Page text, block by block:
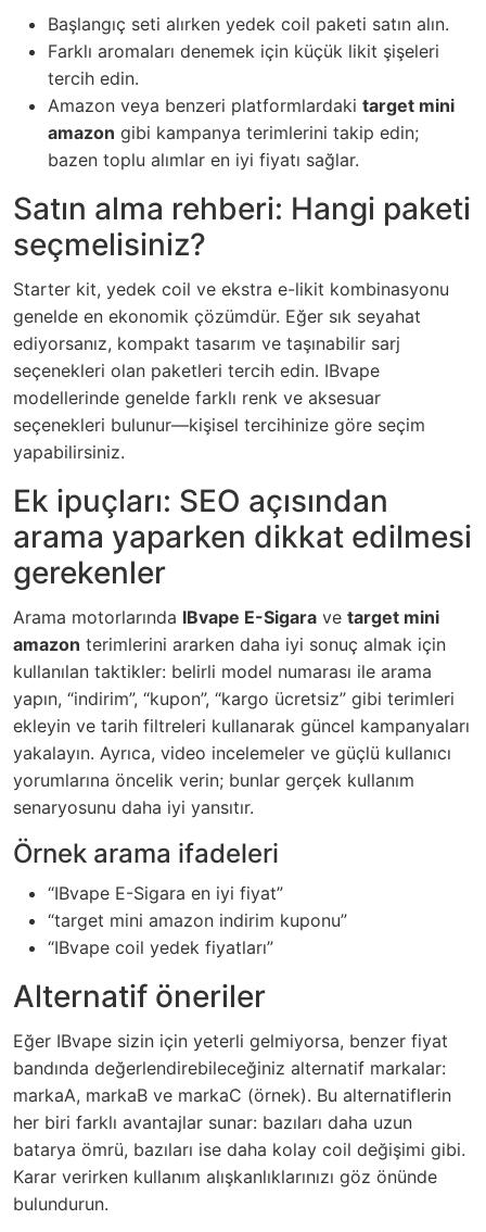
Başlangıç seti alırken yedek coil paketi satın alın.
Farklı aromaları denemek için küçük likit şişeleri
tercih edin.
Amazon veya benzeri platformlardaki target mini
amazon gibi kampanya terimlerini takip edin;
bazen toplu alımlar en iyi fiyatı sağlar.
Satın alma rehberi: Hangi paketi
seçmelisiniz?
Starter kit, yedek coil ve ekstra e-likit kombinasyonu
genelde en ekonomik çözümdür. Eğer sık seyahat
ediyorsanız, kompakt tasarım ve taşınabilir sarj
seçenekleri olan paketleri tercih edin. IBvape
modellerinde genelde farklı renk ve aksesuar
seçenekleri bulunur—kişisel tercihinize göre seçim
yapabilirsiniz.
Ek ipuçları: SEO açısından
arama yaparken dikkat edilmesi
gerekenler
Arama motorlarında IBvape E-Sigara ve target mini
amazon terimlerini ararken daha iyi sonuç almak için
kullanılan taktikler: belirli model numarası ile arama
yapın, “indirim”, “kupon”, “kargo ücretsiz” gibi terimleri
ekleyin ve tarih filtreleri kullanarak güncel kampanyaları
yakalayın. Ayrıca, video incelemeler ve güçlü kullanıcı
yorumlarına öncelik verin; bunlar gerçek kullanım
senaryosunu daha iyi yansıtır.
Örnek arama ifadeleri
“IBvape E-Sigara en iyi fiyat”
“target mini amazon indirim kuponu”
“IBvape coil yedek fiyatları”
Alternatif öneriler
Eğer IBvape sizin için yeterli gelmiyorsa, benzer fiyat
bandında değerlendirebileceğiniz alternatif markalar:
markaA, markaB ve markaC (örnek). Bu alternatiflerin
her biri farklı avantajlar sunar: bazıları daha uzun
batarya ömrü, bazıları ise daha kolay coil değişimi gibi.
Karar verirken kullanım alışkanlıklarınızı göz önünde
bulundurun.